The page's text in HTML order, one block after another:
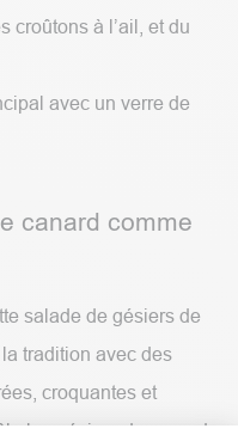
croûtons à l’ail, et du
avec un verre de
canard comme
salade de gésiers de
tradition avec des
croquantes et
les gésiers de canard